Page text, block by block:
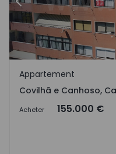
Précédent
Covilhã e Canhoso,
Appartement
Covilhã e Canhoso,
Acheter 155.000 €